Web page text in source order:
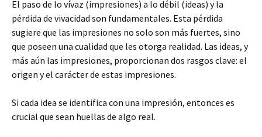
El paso de lo vívaz (impresiones) a lo débil (ideas) y la
pérdida de vivacidad son fundamentales. Esta pérdida
sugiere que las impresiones no solo son más fuertes, sino
que poseen una cualidad que les otorga realidad. Las ideas, y
más aún las impresiones, proporcionan dos rasgos clave: el
origen y el carácter de estas impresiones.
Si cada idea se identifica con una impresión, entonces es
crucial que sean huellas de algo real.